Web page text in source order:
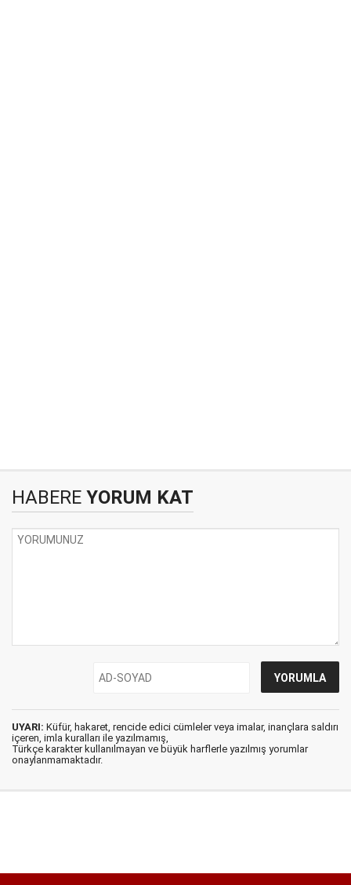
HABERE YORUM KAT
UYARI: Küfür, hakaret, rencide edici cümleler veya imalar, inançlara saldırı
içeren, imla kuralları ile yazılmamış,
Türkçe karakter kullanılmayan ve büyük harflerle yazılmış yorumlar
onaylanmamaktadır.